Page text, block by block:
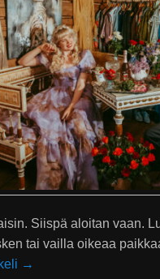
Siispä aloitan vaan.
tai vailla oikeaa
→